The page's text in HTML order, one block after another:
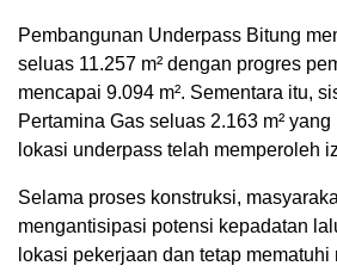
Pembangunan Underpass Bitung
seluas 11.257 m² dengan progres
mencapai 9.094 m². Sementara itu,
Pertamina Gas seluas 2.163 m²
lokasi underpass telah memperoleh
Selama proses konstruksi,
mengantisipasi potensi kepadatan
lokasi pekerjaan dan tetap